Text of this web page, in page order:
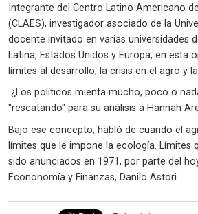
Integrante del Centro Latino Americano
(CLAES), investigador asociado de la
docente invitado en varias universidades
Latina, Estados Unidos y Europa, en esta
límites al desarrollo, la crisis en el agro y
¿Los políticos mienta mucho, poco o
"rescatando" para su análisis a Hannah
Bajo ese concepto, habló de cuando el
límites que le impone la ecología. Límites
sido anunciados en 1971, por parte del
Econonomía y Finanzas, Danilo Astori.